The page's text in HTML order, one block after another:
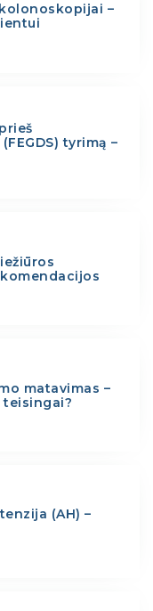
–
tyrimą –
matavimas –
(AH) –